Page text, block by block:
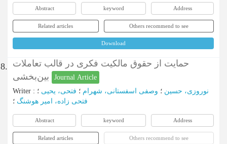
Abstract keyword Address
Related articles Others recommend to see
Download
8. حمایت از حقوق مالکیت فکری در قالب تعاملات
Journal Article
Writer : نوروزی، حسین ؛ وصفی اسفستانی، شهرام ؛ فتحی، یحیی ؛
فتحی زاده، امیر هوشنگ ؛
Abstract keyword Address
Related articles Others recommend to see